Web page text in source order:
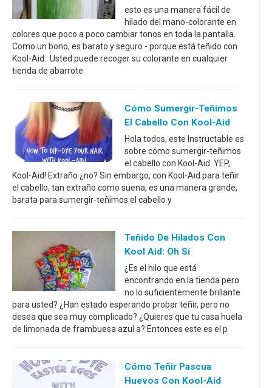
esto es una manera fácil de
hilado del mano-colorante en
colores que poco a poco cambiar tonos en toda la pantalla.
Como un bono, es barato y seguro - porque está teñido con
Kool-Aid. Usted puede recoger su colorante en cualquier
tienda de abarrote
Cómo Sumergir-Teñimos
El Cabello Con Kool-Aid
Hola todos, este Instructable es
sobre cómo sumergir-teñimos
el cabello con Kool-Aid. YEP,
Kool-Aid! Extraño ¿no? Sin embargo, con Kool-Aid para teñir
el cabello, tan extraño como suena, es una manera grande,
barata para sumergir-teñimos el cabello y
Teñido De Hilados Con
Kool Aid: Oh Sí
¿Es el hilo que está
encontrando en la tienda pero
no lo suficientemente brillante
para usted? ¿Han estado esperando probar teñir, pero no
desea que sea muy complicado? ¿Quieres que tu casa huela
de limonada de frambuesa azul a? Entonces este es el p
Cómo Teñir Pascua
Huevos Con Kool-Aid